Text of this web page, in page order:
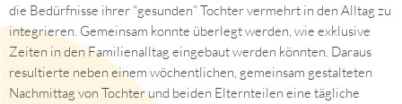
die Bedürfnisse ihrer “gesunden” Tochter vermehrt in den Alltag zu
integrieren. Gemeinsam konnte überlegt werden, wie exklusive
Zeiten in den Familienalltag eingebaut werden könnten. Daraus
resultierte neben einem wöchentlichen, gemeinsam gestalteten
Nachmittag von Tochter und beiden Elternteilen eine tägliche